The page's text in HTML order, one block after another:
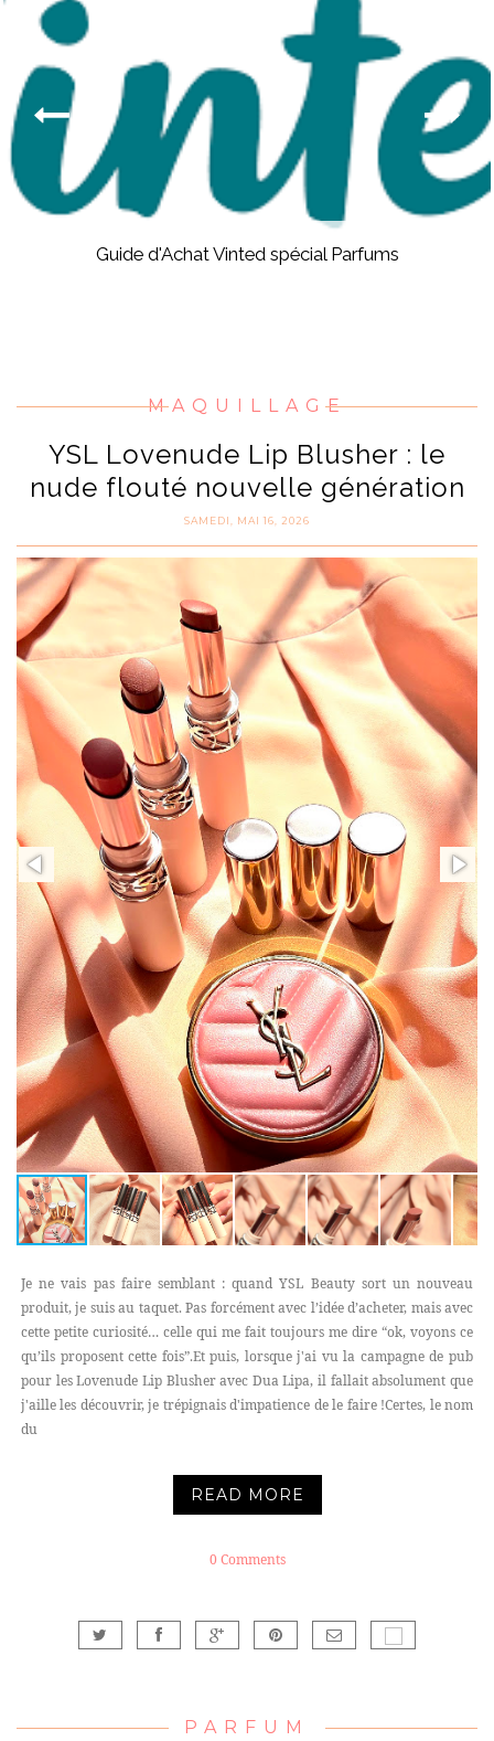
Guide d'Achat Vinted spécial Parfums
MAQUILLAGE
YSL Lovenude Lip Blusher : le
nude flouté nouvelle génération
SAMEDI, MAI 16, 2026
Je ne vais pas faire semblant : quand YSL Beauty sort un nouveau
produit, je suis au taquet. Pas forcément avec l’idée d’acheter, mais avec
cette petite curiosité… celle qui me fait toujours me dire “ok, voyons ce
qu’ils proposent cette fois”.Et puis, lorsque j'ai vu la campagne de pub
pour les Lovenude Lip Blusher avec Dua Lipa, il fallait absolument que
j'aille les découvrir, je trépignais d'impatience de le faire !Certes, le nom
du
READ MORE
0 Comments
PARFUM